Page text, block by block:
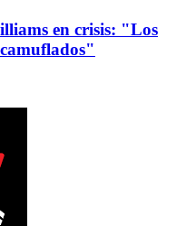
en crisis: "Los